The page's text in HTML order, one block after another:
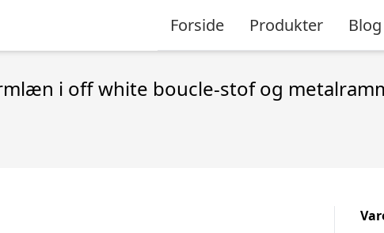
Forside Produkter Blog
i off white boucle-stof og